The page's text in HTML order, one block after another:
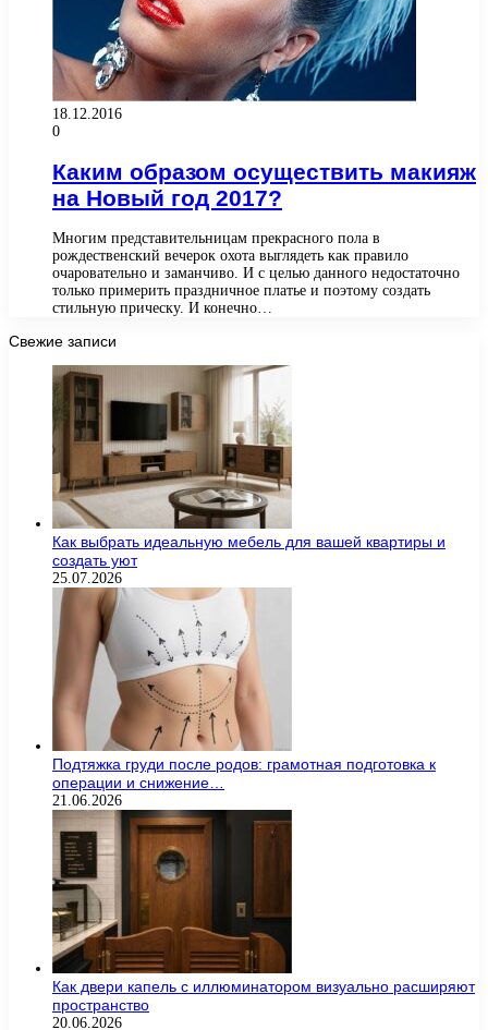
18.12.2016
0
Каким образом осуществить макияж
на Новый год 2017?
Многим представительницам прекрасного пола в
рождественский вечерок охота выглядеть как правило
очаровательно и заманчиво. И с целью данного недостаточно
только примерить праздничное платье и поэтому создать
стильную прическу. И конечно…
Свежие записи
Как выбрать идеальную мебель для вашей квартиры и
создать уют
25.07.2026
Подтяжка груди после родов: грамотная подготовка к
операции и снижение…
21.06.2026
Как двери капель с иллюминатором визуально расширяют
пространство
20.06.2026